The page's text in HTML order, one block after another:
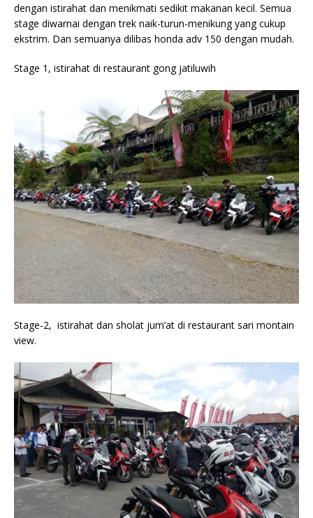
dengan istirahat dan menikmati sedikit makanan kecil. Semua
stage diwarnai dengan trek naik-turun-menikung yang cukup
ekstrim. Dan semuanya dilibas honda adv 150 dengan mudah.
Stage 1, istirahat di restaurant gong jatiluwih
Stage-2, istirahat dan sholat jum’at di restaurant sari montain
view.